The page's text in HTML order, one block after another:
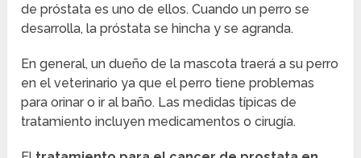
de próstata es uno de ellos. Cuando un perro se
desarrolla, la próstata se hincha y se agranda.
En general, un dueño de la mascota traerá a su perro
en el veterinario ya que el perro tiene problemas
para orinar o ir al baño. Las medidas típicas de
tratamiento incluyen medicamentos o cirugía.